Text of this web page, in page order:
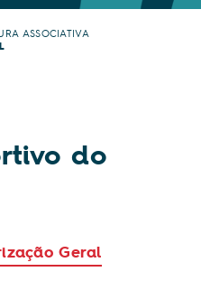
ASSOCIATIVA
do
Geral